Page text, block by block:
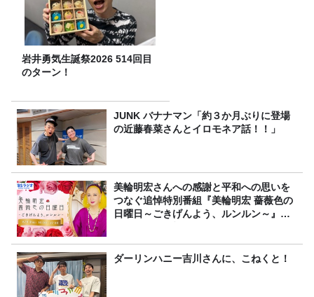
岩井勇気生誕祭2026 514回目
のターン！
JUNK バナナマン「約３か月ぶりに登場
の近藤春菜さんとイロモネア話！！」
美輪明宏さんへの感謝と平和への思いを
つなぐ追悼特別番組『美輪明宏 薔薇色の
日曜日～ごきげんよう、ルンルン～』
ダーリンハニー吉川さんに、こねくと！